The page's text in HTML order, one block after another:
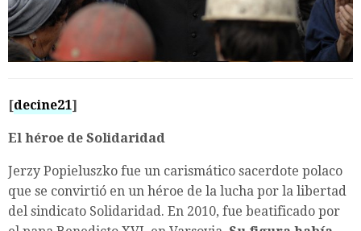
[decine21]
El héroe de Solidaridad
Jerzy Popieluszko fue un carismático sacerdote polaco
que se convirtió en un héroe de la lucha por la libertad
del sindicato Solidaridad. En 2010, fue beatificado por